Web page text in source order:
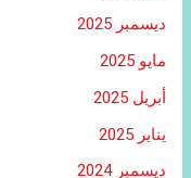
ديسمبر 2025
مايو 2025
أبريل 2025
يناير 2025
ديسمبر 2024